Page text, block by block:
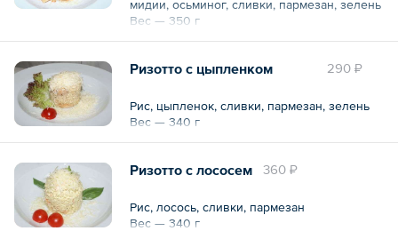
Десерты по желанию:
— Чизкейк «Нью-Йорк» — порция 120 г
— Брусничный кремовый пирог с белым
— Тирамису маскарпоне — порция 110 г
— Сок апельсиновый — 200 мл
порция 250 мл
— Минеральная вода «BonAqua»
мидии, осьминог, сливки, пармезан, зелень
Вес — 350 г
290 ₽
Ризотто с цыпленком
Рис, цыпленок, сливки, пармезан, зелень
Вес — 340 г
360 ₽
Ризотто с лососем
Рис, лосось, сливки, пармезан
Вес — 340 г